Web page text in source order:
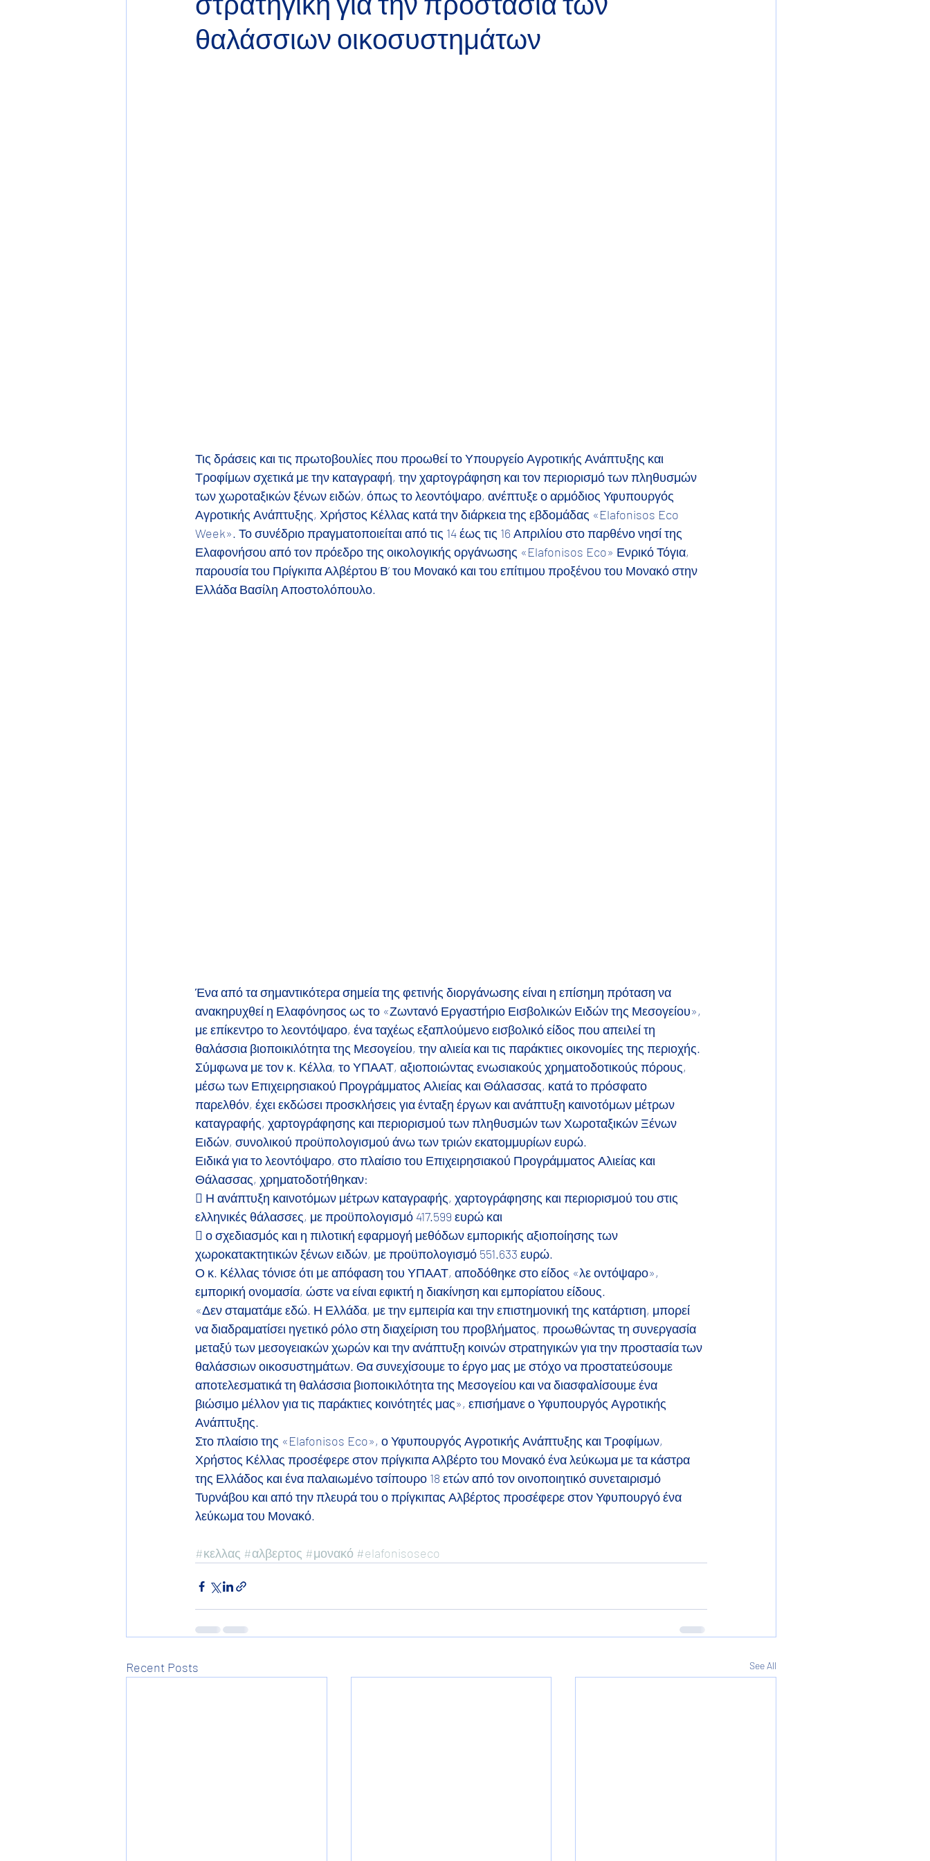
θαλάσσιων οικοσυστημάτων
Τις δράσεις και τις πρωτοβουλίες που προωθεί το Υπουργείο Αγροτικής Ανάπτυξης και
Τροφίμων σχετικά με την καταγραφή, την χαρτογράφηση και τον περιορισμό των πληθυσμών
των χωροταξικών ξένων ειδών, όπως το λεοντόψαρο, ανέπτυξε ο αρμόδιος Υφυπουργός
Αγροτικής Ανάπτυξης, Χρήστος Κέλλας κατά την διάρκεια της εβδομάδας «Elafonisos Eco
Week». Το συνέδριο πραγματοποιείται από τις 14 έως τις 16 Απριλίου στο παρθένο νησί της
Ελαφονήσου από τον πρόεδρο της οικολογικής οργάνωσης «Elafonisos Eco» Ενρικό Τόγια,
παρουσία του Πρίγκιπα Αλβέρτου Β’ του Μονακό και του επίτιμου προξένου του Μονακό στην
Ελλάδα Βασίλη Αποστολόπουλο.
Ένα από τα σημαντικότερα σημεία της φετινής διοργάνωσης είναι η επίσημη πρόταση να
ανακηρυχθεί η Ελαφόνησος ως το «Ζωντανό Εργαστήριο Εισβολικών Ειδών της Μεσογείου»,
με επίκεντρο το λεοντόψαρο, ένα ταχέως εξαπλούμενο εισβολικό είδος που απειλεί τη
θαλάσσια βιοποικιλότητα της Μεσογείου, την αλιεία και τις παράκτιες οικονομίες της περιοχής.
Σύμφωνα με τον κ. Κέλλα, το ΥΠΑΑΤ, αξιοποιώντας ενωσιακούς χρηματοδοτικούς πόρους,
μέσω των Επιχειρησιακού Προγράμματος Αλιείας και Θάλασσας, κατά το πρόσφατο
παρελθόν, έχει εκδώσει προσκλήσεις για ένταξη έργων και ανάπτυξη καινοτόμων μέτρων
καταγραφής, χαρτογράφησης και περιορισμού των πληθυσμών των Χωροταξικών Ξένων
Ειδών, συνολικού προϋπολογισμού άνω των τριών εκατομμυρίων ευρώ.
Ειδικά για το λεοντόψαρο, στο πλαίσιο του Επιχειρησιακού Προγράμματος Αλιείας και
Θάλασσας, χρηματοδοτήθηκαν:
 Η ανάπτυξη καινοτόμων μέτρων καταγραφής, χαρτογράφησης και περιορισμού του στις
ελληνικές θάλασσες, με προϋπολογισμό 417.599 ευρώ και
 ο σχεδιασμός και η πιλοτική εφαρμογή μεθόδων εμπορικής αξιοποίησης των
χωροκατακτητικών ξένων ειδών, με προϋπολογισμό 551.633 ευρώ.
Ο κ. Κέλλας τόνισε ότι με απόφαση του ΥΠΑΑΤ, αποδόθηκε στο είδος «λε οντόψαρο»,
εμπορική ονομασία, ώστε να είναι εφικτή η διακίνηση και εμπορίατου είδους.
«Δεν σταματάμε εδώ. Η Ελλάδα, με την εμπειρία και την επιστημονική της κατάρτιση, μπορεί
να διαδραματίσει ηγετικό ρόλο στη διαχείριση του προβλήματος, προωθώντας τη συνεργασία
μεταξύ των μεσογειακών χωρών και την ανάπτυξη κοινών στρατηγικών για την προστασία των
θαλάσσιων οικοσυστημάτων. Θα συνεχίσουμε το έργο μας με στόχο να προστατεύσουμε
αποτελεσματικά τη θαλάσσια βιοποικιλότητα της Μεσογείου και να διασφαλίσουμε ένα
βιώσιμο μέλλον για τις παράκτιες κοινότητές μας», επισήμανε ο Υφυπουργός Αγροτικής
Ανάπτυξης.
Στο πλαίσιο της «Elafonisos Eco», ο Υφυπουργός Αγροτικής Ανάπτυξης και Τροφίμων,
Χρήστος Κέλλας προσέφερε στον πρίγκιπα Αλβέρτο του Μονακό ένα λεύκωμα με τα κάστρα
της Ελλάδος και ένα παλαιωμένο τσίπουρο 18 ετών από τον οινοποιητικό συνεταιρισμό
Τυρνάβου και από την πλευρά του ο πρίγκιπας Αλβέρτος προσέφερε στον Υφυπουργό ένα
λεύκωμα του Μονακό.
#κελλας #αλβερτος #μονακό #elafonisoseco
Recent Posts See All